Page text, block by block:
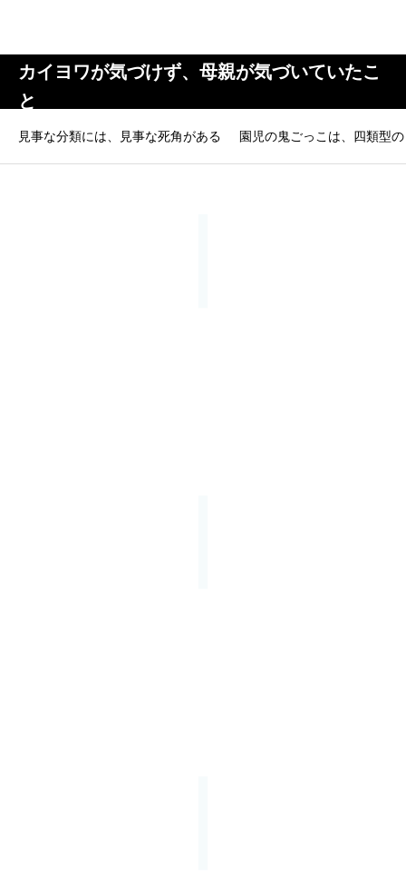
カイヨワが気づけず、母親が気づいていたこ
と
見事な分類には、見事な死角がある 園児の鬼ごっこは、四類型